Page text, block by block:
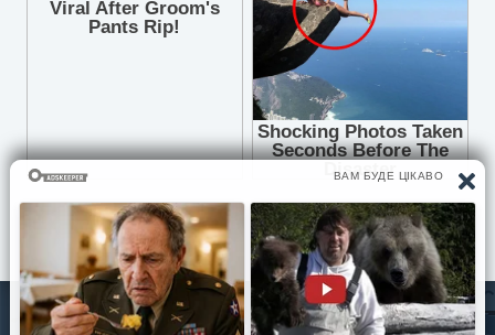
© Pisni.Club 2020 - 2026 З будь-яких питань звертайтесь на